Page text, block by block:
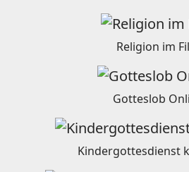
Religion im
Gotteslob
Kindergottesdienst